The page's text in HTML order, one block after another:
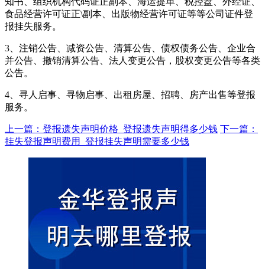
食品经营许可证正\副本、出版物经营许可证等等公司证件登
报挂失服务。
3、注销公告、减资公告、清算公告、债权债务公告、企业合
并公告、撤销清算公告、法人变更公告，股权变更公告等各类
公告。
4、寻人启事、寻物启事、出租房屋、招聘、房产出售等登报
服务。
上一篇：登报遗失声明价格_登报遗失声明得多少钱 下一篇：
挂失登报声明费用_登报挂失声明需要多少钱